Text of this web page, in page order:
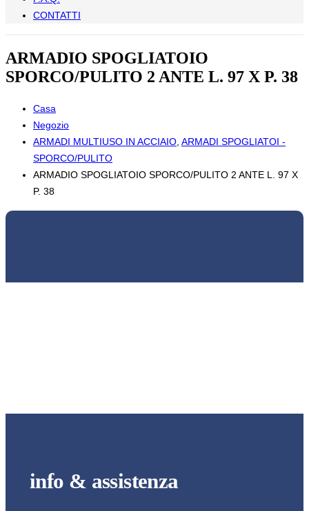
CONTATTI
ARMADIO SPOGLIATOIO
SPORCO/PULITO 2 ANTE L. 97 X P. 38
Casa
Negozio
ARMADI MULTIUSO IN ACCIAIO ARMADI SPOGLIATOI -
SPORCO/PULITO
ARMADIO SPOGLIATOIO SPORCO/PULITO 2 ANTE L. 97 X
P. 38
info & assistenza